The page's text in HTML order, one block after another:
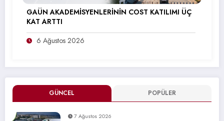
GÜNCEL POPÜLER
7 Ağustos 2026
GAÜN AKADEMİSYENLERİNİN COST KATILIMI ÜÇ
KAT ARTTI
6 Ağustos 2026